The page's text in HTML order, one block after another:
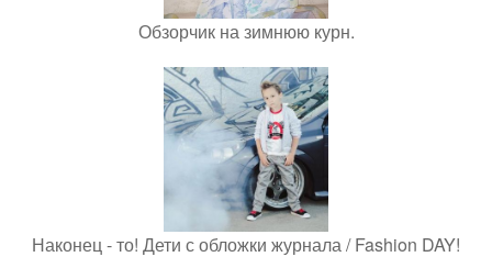
Обзорчик на зимнюю курн.
Наконец - то! Дети с обложки журнала / Fashion DAY!